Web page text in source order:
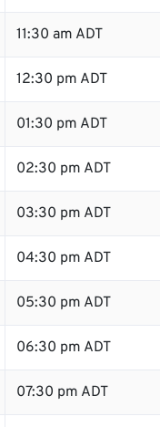
11:30 am ADT
12:30 pm ADT
01:30 pm ADT
02:30 pm ADT
03:30 pm ADT
04:30 pm ADT
05:30 pm ADT
06:30 pm ADT
07:30 pm ADT